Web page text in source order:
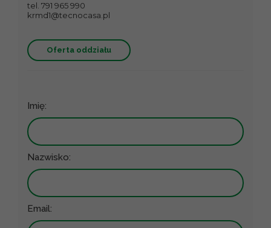
tel. 791 965 990
krmd1@tecnocasa.pl
Oferta oddziału
Imię:
Nazwisko:
Email: